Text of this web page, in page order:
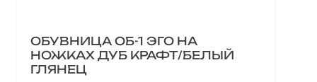
ОБУВНИЦА ОБ-1 ЭГО НА
НОЖКАХ ДУБ КРАФТ/БЕЛЫЙ
ГЛЯНЕЦ